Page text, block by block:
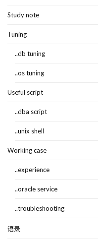
Study note
Tuning
..db tuning
..os tuning
Useful script
..dba script
..unix shell
Working case
..experience
..oracle service
..troubleshooting
语录